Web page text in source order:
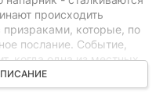
происходить
которые, по
послание. Событие,
когда одна из местных
утверждая, что
подруги. Это обращение